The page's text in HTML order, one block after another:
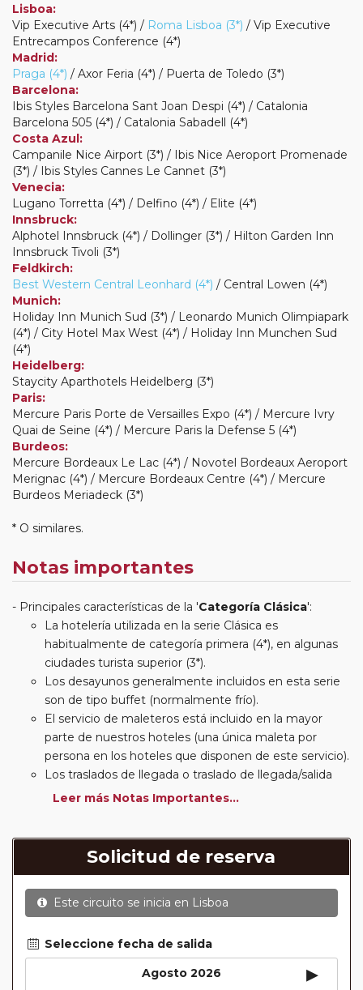
Lisboa:
Vip Executive Arts (4*) / Roma Lisboa (3*) / Vip Executive
Entrecampos Conference (4*)
Madrid:
Praga (4*) / Axor Feria (4*) / Puerta de Toledo (3*)
Barcelona:
Ibis Styles Barcelona Sant Joan Despi (4*) / Catalonia
Barcelona 505 (4*) / Catalonia Sabadell (4*)
Costa Azul:
Campanile Nice Airport (3*) / Ibis Nice Aeroport Promenade
(3*) / Ibis Styles Cannes Le Cannet (3*)
Venecia:
Lugano Torretta (4*) / Delfino (4*) / Elite (4*)
Innsbruck:
Alphotel Innsbruck (4*) / Dollinger (3*) / Hilton Garden Inn
Innsbruck Tivoli (3*)
Feldkirch:
Best Western Central Leonhard (4*) / Central Lowen (4*)
Munich:
Holiday Inn Munich Sud (3*) / Leonardo Munich Olimpiapark
(4*) / City Hotel Max West (4*) / Holiday Inn Munchen Sud
(4*)
Heidelberg:
Staycity Aparthotels Heidelberg (3*)
Paris:
Mercure Paris Porte de Versailles Expo (4*) / Mercure Ivry
Quai de Seine (4*) / Mercure Paris la Defense 5 (4*)
Burdeos:
Mercure Bordeaux Le Lac (4*) / Novotel Bordeaux Aeroport
Merignac (4*) / Mercure Bordeaux Centre (4*) / Mercure
Burdeos Meriadeck (3*)
* O similares.
Notas importantes
Principales características de la 'Categoría Clásica':
La hotelería utilizada en la serie Clásica es
habitualmente de categoría primera (4*), en algunas
ciudades turista superior (3*).
Los desayunos generalmente incluidos en esta serie
son de tipo buffet (normalmente frío).
El servicio de maleteros está incluido en la mayor
parte de nuestros hoteles (una única maleta por
persona en los hoteles que disponen de este servicio).
Los traslados de llegada o traslado de llegada/salida
estarán incluidos según itinerario.
suplemento de media pensión (incluirá un número de
almuerzos o cenas señalado en su itinerario).
En muchos itinerarios le incluimos algunas cenas. En
circuitos clásicos Europeos normalmente las entradas
mientras que en viajes regionales y otros viajes
incluimos muchas de las entradas. En todos los
circuitos incluimos visitas con guías locales en las
Leer más Notas Importantes...
Solicitud de reserva
Este circuito se inicia en Lisboa
Seleccione fecha de salida
Agosto 2026
▸